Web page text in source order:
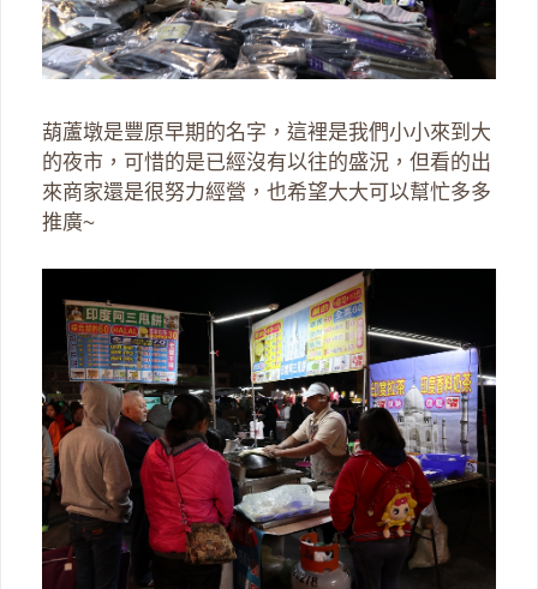
葫蘆墩是豐原早期的名字，這裡是我們小小來到大
的夜市，可惜的是已經沒有以往的盛況，但看的出
來商家還是很努力經營，也希望大大可以幫忙多多
推廣~